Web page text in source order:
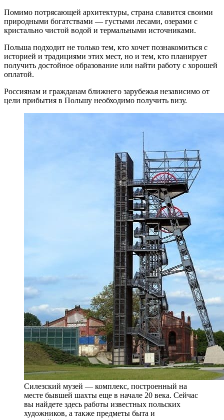
Помимо потрясающей архитектуры, страна славится своими
природными богатствами — густыми лесами, озерами с
кристально чистой водой и термальными источниками.
Польша подходит не только тем, кто хочет познакомиться с
историей и традициями этих мест, но и тем, кто планирует
получить достойное образование или найти работу с хорошей
оплатой.
Россиянам и гражданам ближнего зарубежья независимо от
цели прибытия в Польшу необходимо получить визу.
Силезский музей — комплекс, построенный на
месте бывшей шахты еще в начале 20 века. Сейчас
вы найдете здесь работы известных польских
художников, а также предметы быта и